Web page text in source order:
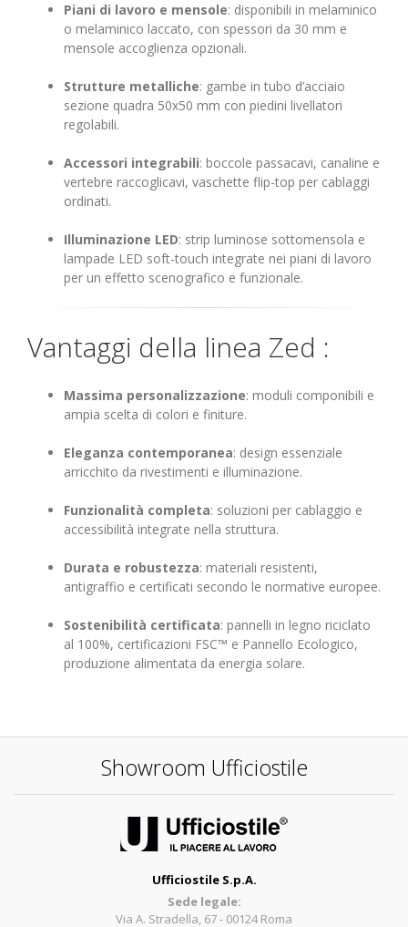
Piani di lavoro e mensole: disponibili in melaminico
o melaminico laccato, con spessori da 30 mm e
mensole accoglienza opzionali.
Strutture metalliche: gambe in tubo d’acciaio
sezione quadra 50x50 mm con piedini livellatori
regolabili.
Accessori integrabili: boccole passacavi, canaline e
vertebre raccoglicavi, vaschette flip-top per cablaggi
ordinati.
Illuminazione LED: strip luminose sottomensola e
lampade LED soft-touch integrate nei piani di lavoro
per un effetto scenografico e funzionale.
Vantaggi della linea Zed :
Massima personalizzazione: moduli componibili e
ampia scelta di colori e finiture.
Eleganza contemporanea: design essenziale
arricchito da rivestimenti e illuminazione.
Funzionalità completa: soluzioni per cablaggio e
accessibilità integrate nella struttura.
Durata e robustezza: materiali resistenti,
antigraffio e certificati secondo le normative europee.
Sostenibilità certificata: pannelli in legno riciclato
al 100%, certificazioni FSC™ e Pannello Ecologico,
produzione alimentata da energia solare.
Showroom Ufficiostile
Ufficiostile S.p.A.
Sede legale:
Via A. Stradella, 67 - 00124 Roma